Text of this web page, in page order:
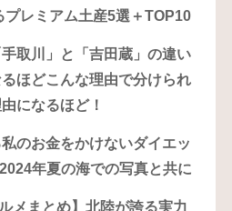
レミアム土産5選＋TOP10
手取川」と「吉田蔵」の違い
ほどこんな理由で分けられ
になるほど！
のお金をかけないダイエッ
年夏の海での写真と共に
メまとめ】北陸が誇る実力